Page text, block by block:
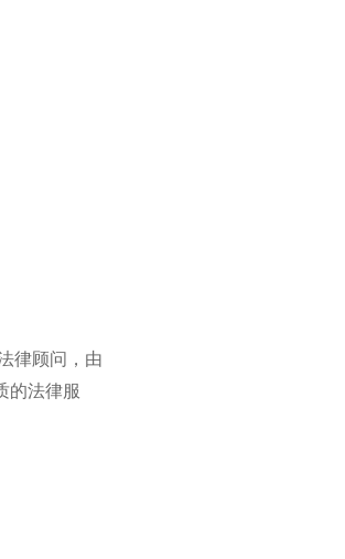
律顾问，由
的法律服